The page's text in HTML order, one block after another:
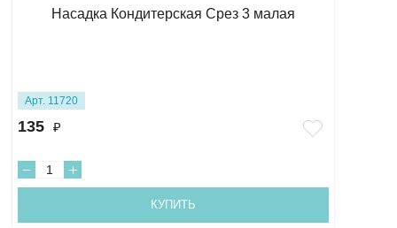
Насадка Кондитерская Срез 3 малая
Арт. 11720
135 ₽
КУПИТЬ